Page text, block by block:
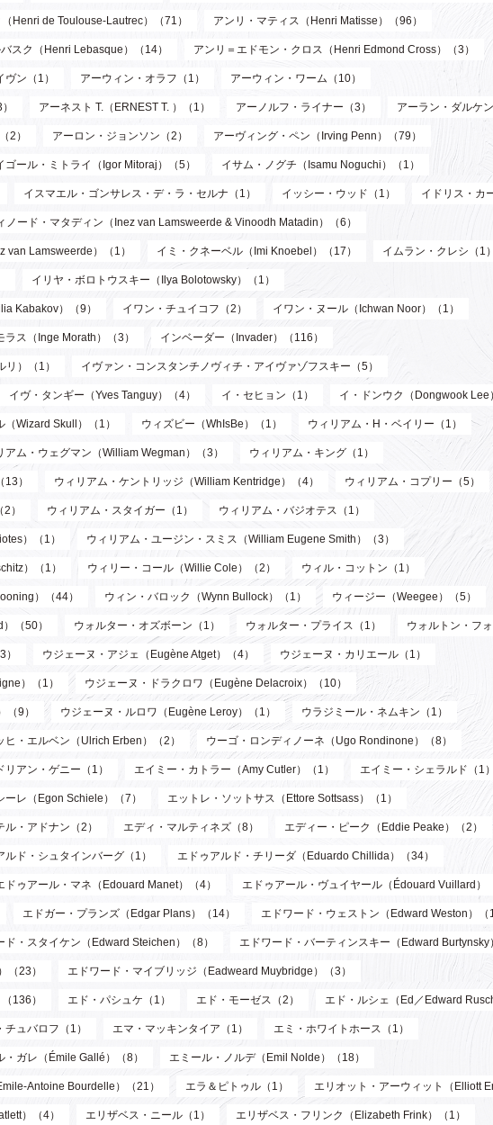
Henri de Toulouse-Lautrec）（71） アンリ・マティス（Henri Matisse）（96）
スク（Henri Lebasque）（14） アンリ＝エドモン・クロス（Henri Edmond Cross）（3）
ン（1） アーウィン・オラフ（1） アーウィン・ワーム（10）
アーネスト T.（ERNEST T. ）（1） アーノルフ・ライナー（3） アーラン・ダルケ
2） アーロン・ジョンソン（2） アーヴィング・ペン（Irving Penn）（79）
ゴール・ミトライ（Igor Mitoraj）（5） イサム・ノグチ（Isamu Noguchi）（1）
イスマエル・ゴンサレス・デ・ラ・セルナ（1） イッシー・ウッド（1） イドリス・カ
ード・マタディン（Inez van Lamsweerde & Vinoodh Matadin）（6）
van Lamsweerde）（1） イミ・クネーベル（Imi Knoebel）（17） イムラン・クレシ（1
イリヤ・ボロトウスキー（Ilya Bolotowsky）（1）
Kabakov）（9） イワン・チュイコフ（2） イワン・ヌール（Ichwan Noor）（1）
ラス（Inge Morath）（3） インベーダー（Invader）（116）
）（1） イヴァン・コンスタンチノヴィチ・アイヴァゾフスキー（5）
イヴ・タンギー（Yves Tanguy）（4） イ・セヒョン（1） イ・ドンウク（Dongwook Lee
Wizard Skull）（1） ウィズビー（WhIsBe）（1） ウィリアム・H・ベイリー（1）
アム・ウェグマン（William Wegman）（3） ウィリアム・キング（1）
） ウィリアム・ケントリッジ（William Kentridge）（4） ウィリアム・コプリー（5）
） ウィリアム・スタイガー（1） ウィリアム・バジオテス（1）
）（1） ウィリアム・ユージン・スミス（William Eugene Smith）（3）
）（1） ウィリー・コール（Willie Cole）（2） ウィル・コットン（1）
）（44） ウィン・バロック（Wynn Bullock）（1） ウィージー（Weegee）（5）
（50） ウォルター・オズボーン（1） ウォルター・プライス（1） ウォルトン・フ
ウジェーヌ・アジェ（Eugène Atget）（4） ウジェーヌ・カリエール（1）
）（1） ウジェーヌ・ドラクロワ（Eugène Delacroix）（10）
9） ウジェーヌ・ルロワ（Eugène Leroy）（1） ウラジミール・ネムキン（1）
ヒ・エルベン（Ulrich Erben）（2） ウーゴ・ロンディノーネ（Ugo Rondinone）（8）
リアン・ゲニー（1） エイミー・カトラー（Amy Cutler）（1） エイミー・シェラルド（1
ーレ（Egon Schiele）（7） エットレ・ソットサス（Ettore Sottsass）（1）
ル・アドナン（2） エディ・マルティネズ（8） エディー・ピーク（Eddie Peake）（2）
ルド・シュタインバーグ（1） エドゥアルド・チリーダ（Eduardo Chillida）（34）
ドゥアール・マネ（Edouard Manet）（4） エドゥアール・ヴュイヤール（Édouard Vuillard）
エドガー・プランズ（Edgar Plans）（14） エドワード・ウェストン（Edward Weston）（
ド・スタイケン（Edward Steichen）（8） エドワード・バーティンスキー（Edward Burtynsky
（23） エドワード・マイブリッジ（Eadweard Muybridge）（3）
136） エド・パシュケ（1） エド・モーゼス（2） エド・ルシェ（Ed／Edward
チュバロフ（1） エマ・マッキンタイア（1） エミ・ホワイトホース（1）
・ガレ（Émile Gallé）（8） エミール・ノルデ（Emil Nolde）（18）
Antoine Bourdelle）（21） エラ＆ピトゥル（1） エリオット・アーウィット（Elliott
）（4） エリザベス・ニール（1） エリザベス・フリンク（Elizabeth Frink）（1）